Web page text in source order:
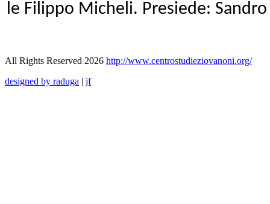
le Filippo Micheli. Presiede:
All Rights Reserved 2026 http://www.centrostudieziovanoni.org/
designed by raduga | jf